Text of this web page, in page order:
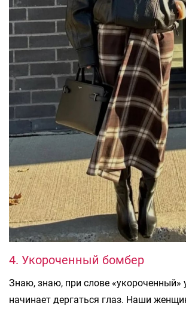
4. Укороченный бомбер
Знаю, знаю, при слове «укороченный»
начинает дергаться глаз. Наши